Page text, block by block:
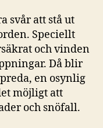
svår att stå ut
Speciellt
och vinden
Då blir
en osynlig
möjligt att
och snöfall.